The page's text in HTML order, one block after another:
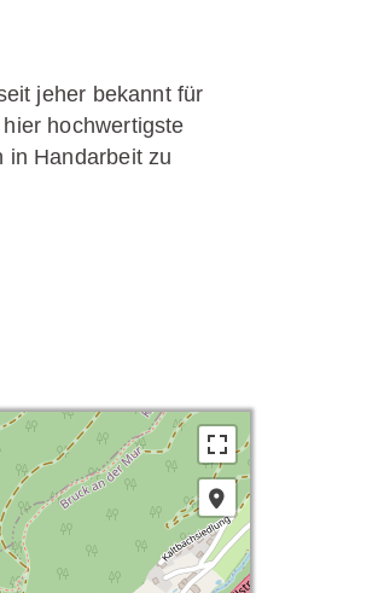
jeher bekannt für
hochwertigste
in Handarbeit zu